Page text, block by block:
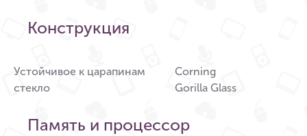
Конструкция
Устойчивое к царапинам
стекло
Corning
Gorilla Glass
Память и процессор